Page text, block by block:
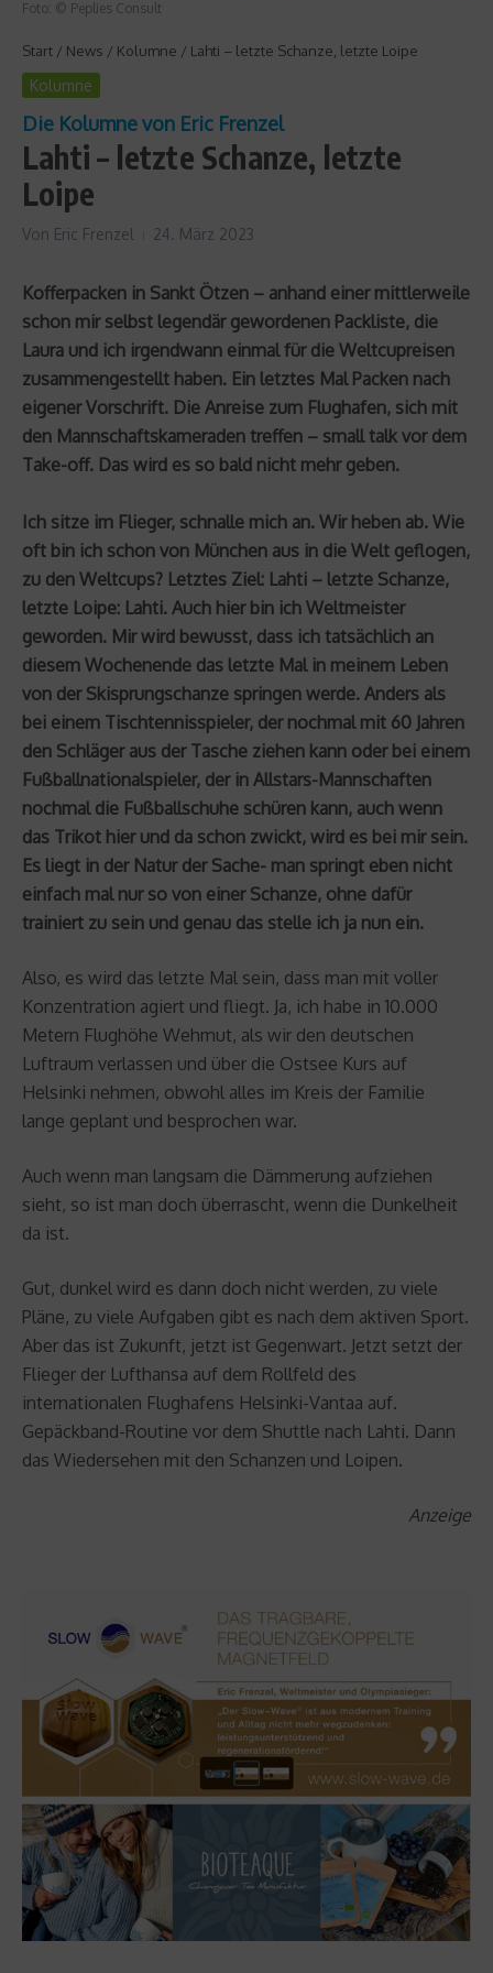
Foto: © Peplies Consult
Start / News / Kolumne / Lahti – letzte Schanze, letzte Loipe
Kolumne
Die Kolumne von Eric Frenzel
Lahti – letzte Schanze, letzte
Loipe
Von Eric Frenzel 24. März 2023
Kofferpacken in Sankt Ötzen – anhand einer mittlerweile
schon mir selbst legendär gewordenen Packliste, die
Laura und ich irgendwann einmal für die Weltcupreisen
zusammengestellt haben. Ein letztes Mal Packen nach
eigener Vorschrift. Die Anreise zum Flughafen, sich mit
den Mannschaftskameraden treffen – small talk vor dem
Take-off. Das wird es so bald nicht mehr geben.
Ich sitze im Flieger, schnalle mich an. Wir heben ab. Wie
oft bin ich schon von München aus in die Welt geflogen,
zu den Weltcups? Letztes Ziel: Lahti – letzte Schanze,
letzte Loipe: Lahti. Auch hier bin ich Weltmeister
geworden. Mir wird bewusst, dass ich tatsächlich an
diesem Wochenende das letzte Mal in meinem Leben
von der Skisprungschanze springen werde. Anders als
bei einem Tischtennisspieler, der nochmal mit 60 Jahren
den Schläger aus der Tasche ziehen kann oder bei einem
Fußballnationalspieler, der in Allstars-Mannschaften
nochmal die Fußballschuhe schüren kann, auch wenn
das Trikot hier und da schon zwickt, wird es bei mir sein.
Es liegt in der Natur der Sache- man springt eben nicht
einfach mal nur so von einer Schanze, ohne dafür
trainiert zu sein und genau das stelle ich ja nun ein.
Also, es wird das letzte Mal sein, dass man mit voller
Konzentration agiert und fliegt. Ja, ich habe in 10.000
Metern Flughöhe Wehmut, als wir den deutschen
Luftraum verlassen und über die Ostsee Kurs auf
Helsinki nehmen, obwohl alles im Kreis der Familie
lange geplant und besprochen war.
Auch wenn man langsam die Dämmerung aufziehen
sieht, so ist man doch überrascht, wenn die Dunkelheit
da ist.
Gut, dunkel wird es dann doch nicht werden, zu viele
Pläne, zu viele Aufgaben gibt es nach dem aktiven Sport.
Aber das ist Zukunft, jetzt ist Gegenwart. Jetzt setzt der
Flieger der Lufthansa auf dem Rollfeld des
internationalen Flughafens Helsinki-Vantaa auf.
Gepäckband-Routine vor dem Shuttle nach Lahti. Dann
das Wiedersehen mit den Schanzen und Loipen.
Anzeige